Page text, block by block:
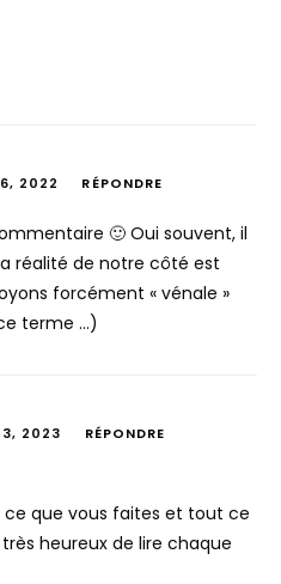
2022 RÉPONDRE
🙂 Oui souvent, il
réalité de notre côté est
forcément « vénale »
terme …)
2023 RÉPONDRE
que vous faites et tout ce
heureux de lire chaque